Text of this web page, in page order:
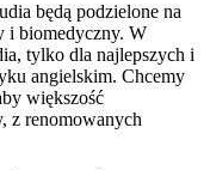
będą podzielone na
i biomedyczny. W
tylko dla najlepszych i
angielskim. Chcemy
większość
z renomowanych